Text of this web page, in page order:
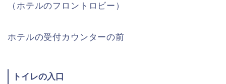
（ホテルのフロントロビー）
ホテルの受付カウンターの前
トイレの入口